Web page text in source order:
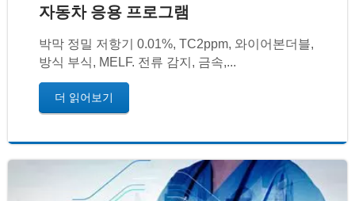
자동차 응용 프로그램
박막 정밀 저항기 0.01%, TC2ppm, 와이어본더블,
방식 부식, MELF. 전류 감지, 금속,...
더 읽어보기